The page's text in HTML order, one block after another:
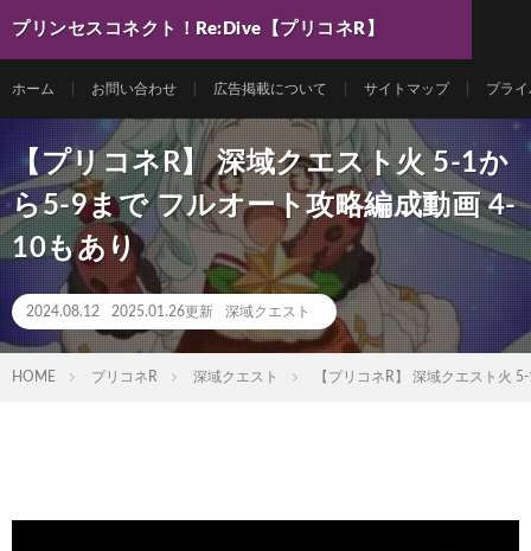
プリンセスコネクト！Re:Dive【プリコネR】
ホーム お問い合わせ 広告掲載について サイトマップ プラ
【プリコネR】 深域クエスト火 5-1か
ら5-9まで フルオート攻略編成動画 4-
10もあり
2024.08.12 2025.01.26更新 深域クエスト
HOME プリコネR 深域クエスト 【プリコネR】 深域クエスト火